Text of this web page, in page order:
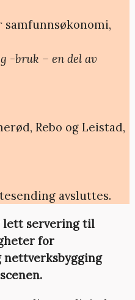
-bruk – en del av
Rebo og Leistad,
avsluttes.
lett servering til
for
nettverksbygging